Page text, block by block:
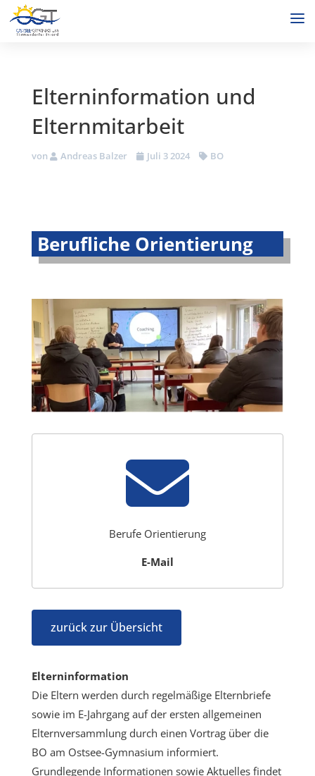
Elterninformation und
Elternmitarbeit
von Andreas Balzer Juli 3 2024 BO
Berufliche Orientierung

Berufe Orientierung
E-Mail
zurück zur Übersicht
Elterninformation
Die Eltern werden durch regelmäßige Elternbriefe
sowie im E-Jahrgang auf der ersten allgemeinen
Elternversammlung durch einen Vortrag über die
BO am Ostsee-Gymnasium informiert.
Grundlegende Informationen sowie Aktuelles findet